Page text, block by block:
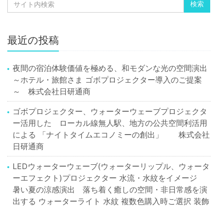
最近の投稿
夜間の宿泊体験価値を極める、和モダンな光の空間演出
～ホテル・旅館さま ゴボプロジェクター導入のご提案
～ 株式会社日研通商
ゴボプロジェクター、ウォーターウェーブプロジェクタ
ー活用した ローカル線無人駅、地方の公共空間利活用
による 「ナイトタイムエコノミーの創出」 株式会社
日研通商
LEDウォーターウェーブ(ウォーターリップル、ウォータ
ーエフェクト)プロジェクター 水流・水紋をイメージ
暑い夏の涼感演出 落ち着く癒しの空間・非日常感を演
出する ウォーターライト 水紋 複数色購入時ご選択 装飾